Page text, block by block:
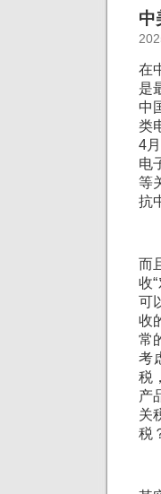
中
在
是
中
类
4
电
等
抗
而
收
可
收
常
考
税
产
关
税